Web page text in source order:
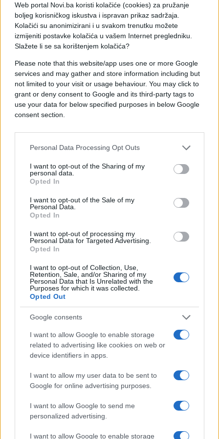
Web portal Novi.ba koristi kolačiće (cookies) za pružanje
boljeg korisničkog iskustva i ispravan prikaz sadržaja.
Kolačići su anonimizirani i u svakom trenutku možete
izmijeniti postavke kolačića u vašem Internet pregledniku.
Slažete li se sa korištenjem kolačića?
Please note that this website/app uses one or more Google
services and may gather and store information including but
not limited to your visit or usage behaviour. You may click to
grant or deny consent to Google and its third-party tags to
use your data for below specified purposes in below Google
consent section.
Personal Data Processing Opt Outs
I want to opt-out of the Sharing of my
personal data.
Opted In
I want to opt-out of the Sale of my
Personal Data.
Opted In
I want to opt-out of processing my
Personal Data for Targeted Advertising.
Opted In
I want to opt-out of Collection, Use,
Retention, Sale, and/or Sharing of my
Personal Data that Is Unrelated with the
Purposes for which it was collected.
Opted Out
Google consents
I want to allow Google to enable storage
related to advertising like cookies on web or
device identifiers in apps.
I want to allow my user data to be sent to
Google for online advertising purposes.
I want to allow Google to send me
personalized advertising.
I want to allow Google to enable storage
jesu li trudne ili ne, da u vaginu stave komad luka i
drže ga tako tokom noći.
Ako je sljedećeg jutra njezin dah mirisao na luk, to
je pokazivalo kako trudnoće nema. Ova čudna
metoda temeljila se na ideji kako je njezina utroba
otvorena i miris luka je kao tunelom došao do
njezinih usta. U slučaju trudnoće, maternica je
zatvorena pa tako i taj tunel.
#trudnoća
#Grci #Egipćani #Drevne
#Civilizacije